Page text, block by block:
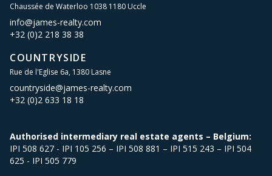
Chaussée de Waterloo 1038 1180 Uccle
info@james-realty.com
+32 (0)2 218 38 38
COUNTRYSIDE
Rue de l'Eglise 6a, 1380 Lasne
countryside@james-realty.com
+32 (0)2 633 18 18
Authorised intermediary real estate agents – Belgium:
IPI 508 627 - IPI 105 256 – IPI 508 881 – IPI 515 243 – IPI 504
625 - IPI 505 779